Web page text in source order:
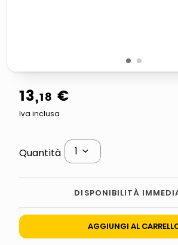
1 2
13,18 €
Iva inclusa
Quantità 1
DISPONIBILITÀ
AGGIUNGI AL